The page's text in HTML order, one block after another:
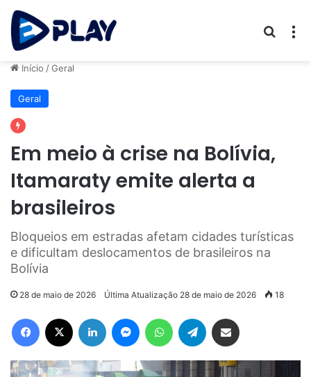
Início /Geral
Geral
Em meio à crise na Bolívia,
Itamaraty emite alerta a
brasileiros
Bloqueios em estradas afetam cidades turísticas
e dificultam deslocamentos de brasileiros na
Bolívia
28 de maio de 2026 Última Atualização 28 de maio de 2026 18